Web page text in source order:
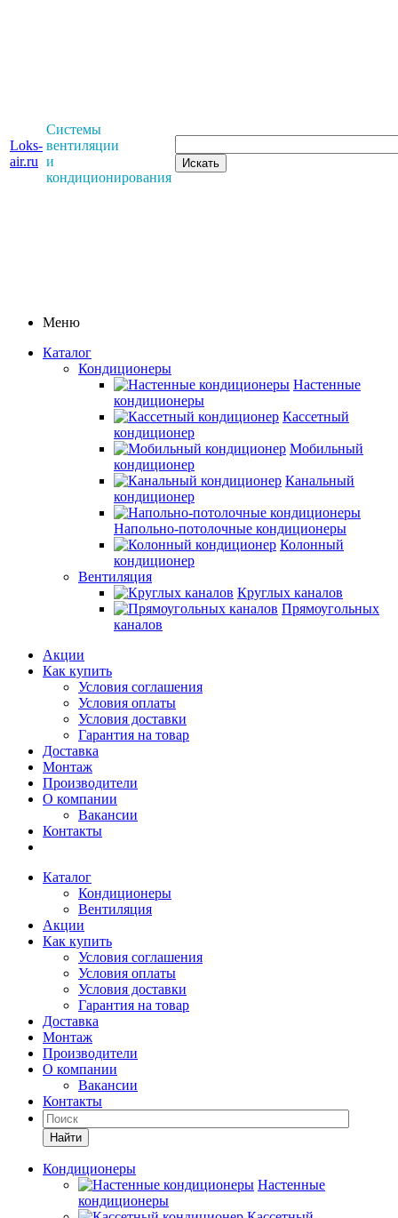
Loks-
air.ru
Системы
вентиляции
и
кондиционирования
Меню
Каталог
Кондиционеры
Настенные
кондиционеры
Кассетный
кондиционер
Мобильный
кондиционер
Канальный
кондиционер
Напольно-потолочные кондиционеры
Колонный
кондиционер
Вентиляция
Круглых каналов
Прямоугольных
каналов
Акции
Как купить
Условия соглашения
Условия оплаты
Условия доставки
Гарантия на товар
Доставка
Монтаж
Производители
О компании
Вакансии
Контакты
Каталог
Кондиционеры
Вентиляция
Акции
Как купить
Условия соглашения
Условия оплаты
Условия доставки
Гарантия на товар
Доставка
Монтаж
Производители
О компании
Вакансии
Контакты
Кондиционеры
Настенные
кондиционеры